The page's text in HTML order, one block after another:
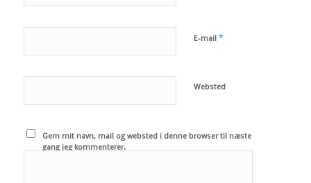
E-mail *
Websted
Gem mit navn, mail og websted i denne browser til næste
gang jeg kommenterer.